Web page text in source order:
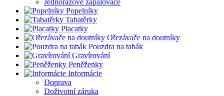
Jednorázové zapalovače
Popelníky
Tabatěrky
Placatky
Ořezávače na doutníky
Pouzdra na tabák
Gravírování
Peněženky
Informácie
Doprava
Doživotní záruka